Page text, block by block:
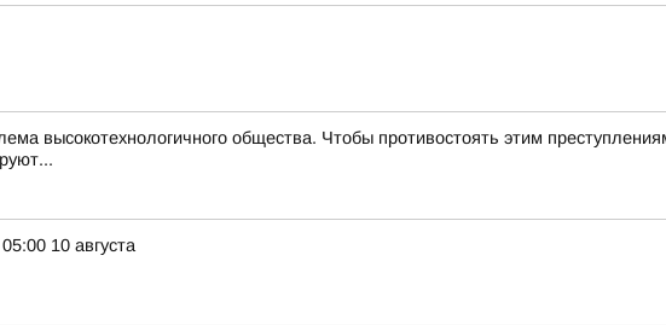
высокотехнологичного общества. Чтобы противостоять этим
10 августа